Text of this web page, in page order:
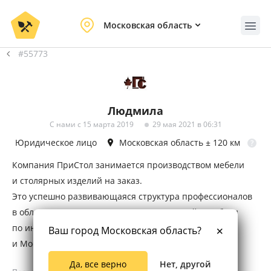
Московская область
#55773
Людмила
С нами с 15 марта 2019 29 мая 2021 в 06:31
Юридическое лицо Московская область± 120 км ?
Компания ПриСтол занимается производством мебели
и столярных изделий на заказ.
Это успешно развивающаяся структура профессионалов
в области изготовления столярных изделий и мебели
по индивидуальным размерам и проектам в Москве
и Московской области.
Мебель и предметы интерьера могут быть изготовлены
Ваш город Московская область?
Да, все верно Нет, другой